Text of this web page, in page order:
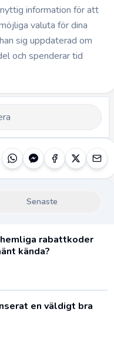
information för att
valuta för dina
sig uppdaterad om
och spenderar tid
Senaste
rabattkoder
kända?
en väldigt bra